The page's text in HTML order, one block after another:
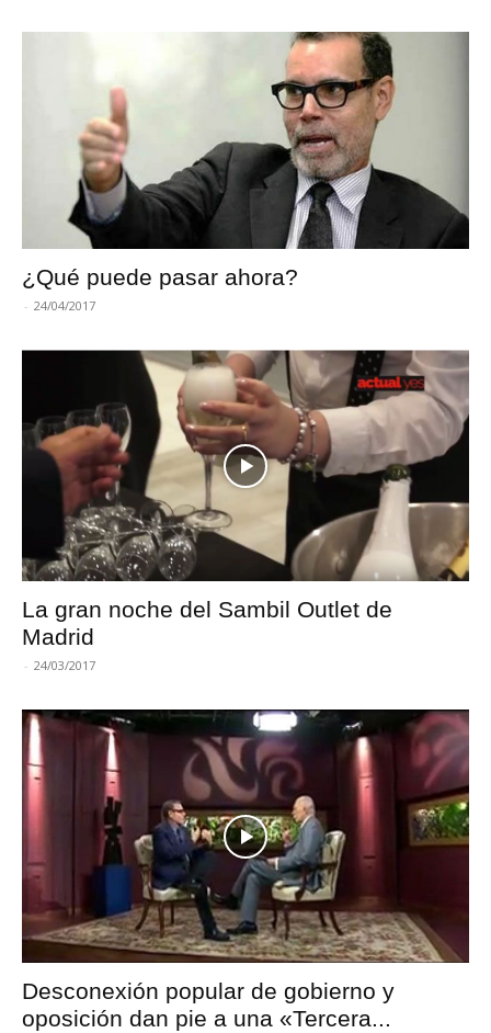
¿Qué puede pasar ahora?
- 24/04/2017
La gran noche del Sambil Outlet de
Madrid
- 24/03/2017
Desconexión popular de gobierno y
oposición dan pie a una «Tercera...